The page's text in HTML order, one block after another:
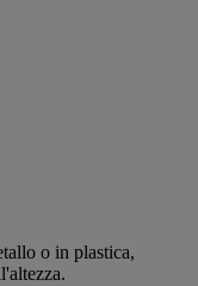
o in plastica,